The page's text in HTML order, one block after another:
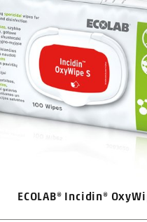
ECOLAB® Incidin®